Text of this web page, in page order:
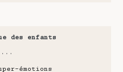
des enfants
émotions